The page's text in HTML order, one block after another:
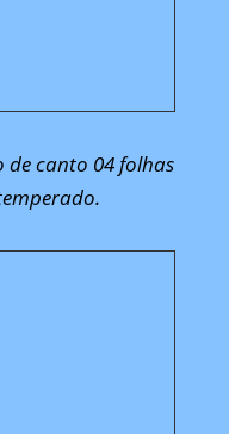
canto 04 folhas